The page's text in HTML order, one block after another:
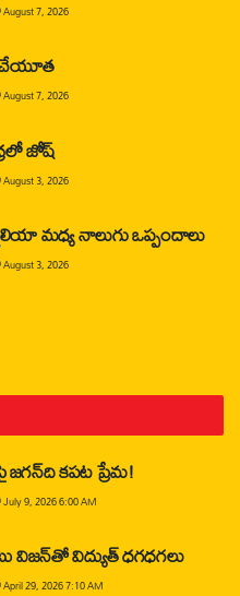
August 7, 2026
August 7, 2026
జోష్
August 3, 2026
మధ్య నాలుగు ఒప్పందాలు
August 3, 2026
జగన్‌ది కపట ప్రేమ!
July 9, 2026 6:00 AM
విజన్‌తో విద్యుత్ ధగధగలు
April 29, 2026 7:10 AM